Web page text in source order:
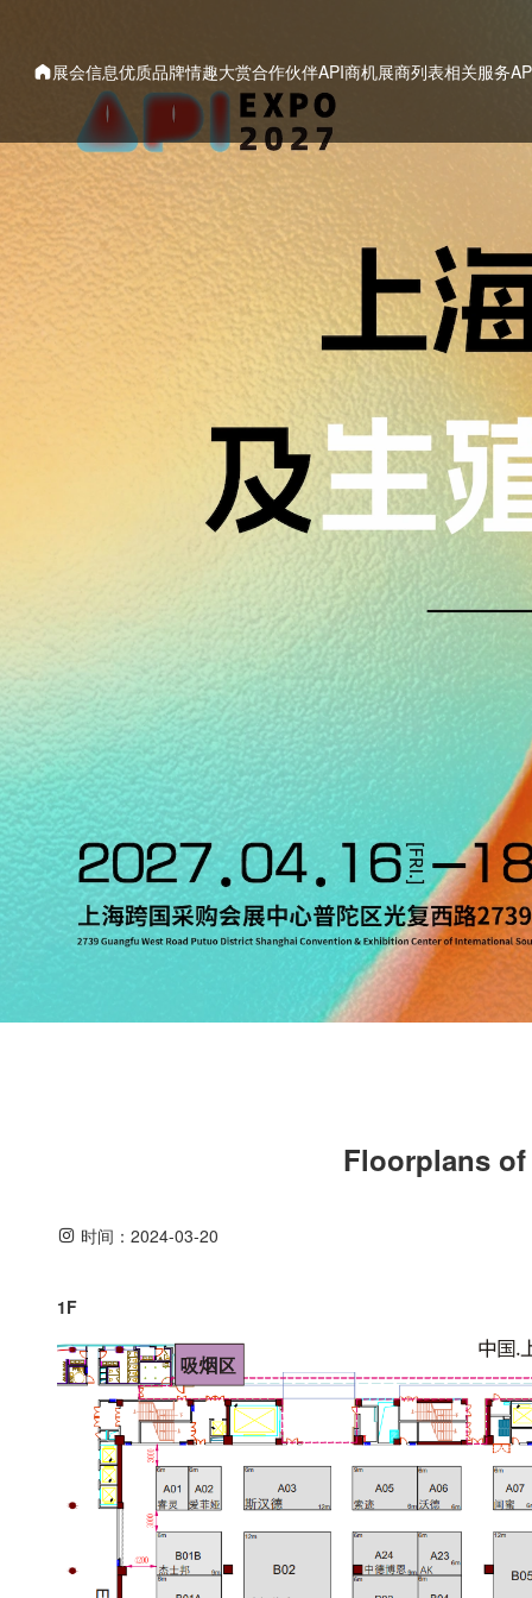
展会信息优质品牌情趣大赏合作伙伴API商机展商列表相关服务
Floorplans of
时间： 2024-03-20
1F